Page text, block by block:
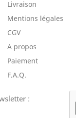
Livraison
Mentions légales
CGV
A propos
Paiement
F.A.Q.
: